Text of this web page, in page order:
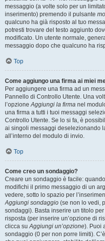
messaggio (a volte solo per un
inserimento) premendo il pulsante
qualcuno ha già risposto al tuo
potresti trovare del testo aggiunto
modificato. Un utente normale,
messaggio dopo che qualcuno ha
Top
Come aggiungo una firma ai miei
Per aggiungere una firma ad un
Pannello di Controllo Utente. Una
l’opzioneAggiungi la firma nel
una firma a tutti i tuoi messaggi
Controllo Utente. Se lo si fa, è
ai singoli messaggi deselezionando
all’interno del modulo di invio.
Top
Come creo un sondaggio?
Creare un sondaggio è facile:
modifichi il primo messaggio di un
vedere, sotto lo spazio per
Aggiungi sondaggio (se non lo vedi,
sondaggi). Basta inserire un titolo
risposta (per inserire un’opzione di
clicca suAggiungi un’opzione). Puoi
sondaggio (0 per non porre limiti).